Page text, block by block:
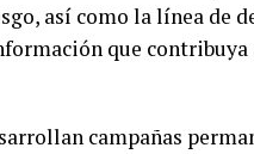
así como la línea de
que
campañas